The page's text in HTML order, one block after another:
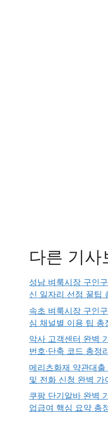
다른 기사
성남 벼룩시장 구인
신 일자리 선점 꿀팁
속초 벼룩시장 구인
심 채널별 이용 팁 총
악사 고객센터 완벽
번호·단축 코드 총정
메리츠화재 약관대
및 전화 신청 완벽 가
쿠팡 단기알바 완벽
업급여 핵심 요약 총